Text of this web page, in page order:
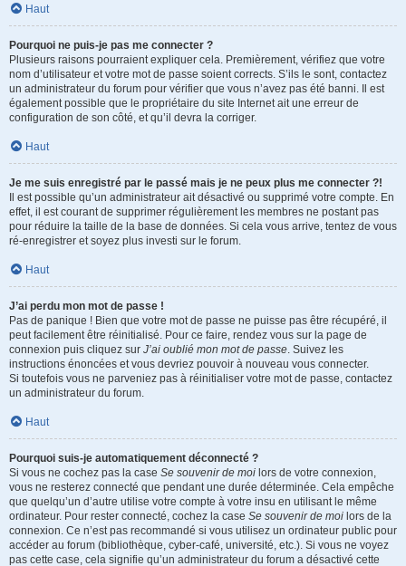
Haut
Pourquoi ne puis-je pas me connecter ?
Plusieurs raisons pourraient expliquer cela. Premièrement, vérifiez que votre
nom d’utilisateur et votre mot de passe soient corrects. S’ils le sont, contactez
un administrateur du forum pour vérifier que vous n’avez pas été banni. Il est
également possible que le propriétaire du site Internet ait une erreur de
configuration de son côté, et qu’il devra la corriger.
Haut
Je me suis enregistré par le passé mais je ne peux plus me connecter ?!
Il est possible qu’un administrateur ait désactivé ou supprimé votre compte. En
effet, il est courant de supprimer régulièrement les membres ne postant pas
pour réduire la taille de la base de données. Si cela vous arrive, tentez de vous
ré-enregistrer et soyez plus investi sur le forum.
Haut
J’ai perdu mon mot de passe !
Pas de panique ! Bien que votre mot de passe ne puisse pas être récupéré, il
peut facilement être réinitialisé. Pour ce faire, rendez vous sur la page de
connexion puis cliquez sur J’ai oublié mon mot de passe. Suivez les
instructions énoncées et vous devriez pouvoir à nouveau vous connecter.
Si toutefois vous ne parveniez pas à réinitialiser votre mot de passe, contactez
un administrateur du forum.
Haut
Pourquoi suis-je automatiquement déconnecté ?
Si vous ne cochez pas la case Se souvenir de moi lors de votre connexion,
vous ne resterez connecté que pendant une durée déterminée. Cela empêche
que quelqu’un d’autre utilise votre compte à votre insu en utilisant le même
ordinateur. Pour rester connecté, cochez la case Se souvenir de moi lors de la
connexion. Ce n’est pas recommandé si vous utilisez un ordinateur public pour
accéder au forum (bibliothèque, cyber-café, université, etc.). Si vous ne voyez
pas cette case, cela signifie qu’un administrateur du forum a désactivé cette